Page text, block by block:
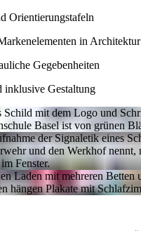
Orientierungstafeln
in Architektur
Gegebenheiten
inklusive Gestaltung